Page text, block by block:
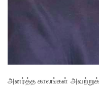
அனர்த்த காலங்கள்